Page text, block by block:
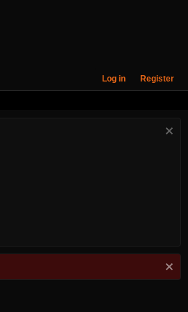
Log in Register